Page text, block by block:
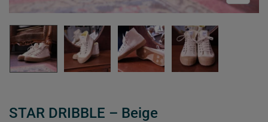
STAR DRIBBLE – Beige